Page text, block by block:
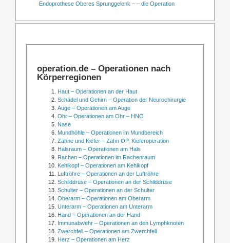
Endoprothese Oberes Sprunggelenk – – die Operation
operation.de – Operationen nach
Körperregionen
Haut – Operationen an der Haut
Schädel und Gehirn – Operation der Neurochirurgie
Auge – Operationen am Auge
Ohr – Operationen am Ohr – HNO
Nase
Mundhöhle – Operationen im Mundbereich
Zähne und Kiefer – Zahn OP, Kieferoperation
Halsraum – Operationen am Hals
Rachen – Operationen im Rachenraum
Kehlkopf – Operationen am Kehlkopf
Luftröhre – Operationen an der Luftröhre
Schilddrüse – Operationen an der Schilddrüse
Schulter – Operationen an der Schulter
Oberarm – Operationen am Oberarm
Unterarm – Operationen am Unterarm
Hand – Operationen an der Hand
Immunabwehr – Operationen an den Lymphknoten
Zwerchfell – Operationen am Zwerchfell
Herz – Operationen am Herz